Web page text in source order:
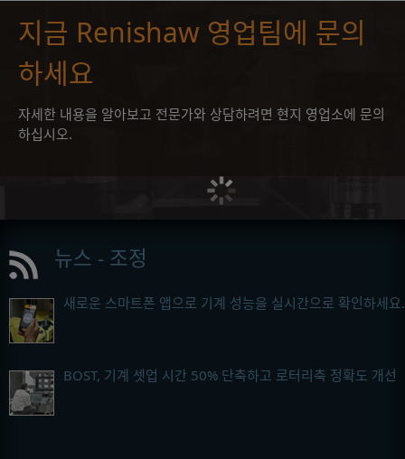
지금 Renishaw 영업팀에 문의
하세요
자세한 내용을 알아보고 전문가와 상담하려면 현지 영업소에 문의
하십시오.
뉴스 - 조정
새로운 스마트폰 앱으로 기계 성능을 실시간으로 확인하세요.
BOST, 기계 셋업 시간 50% 단축하고 로터리축 정확도 개선